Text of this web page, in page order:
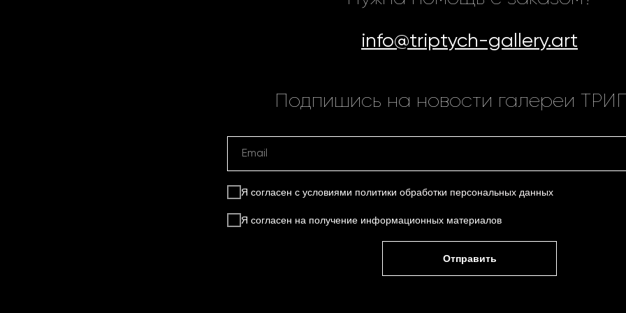
info@triptych-gallery.art
Подпишись на новости галереи
Я согласен с условиями политики обработки персональных данных
Я согласен на получение информационных материалов
Отправить